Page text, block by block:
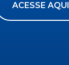
ACESSE AQUI